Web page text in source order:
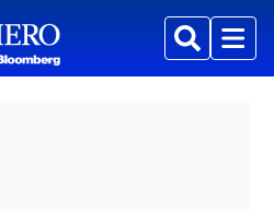
BuscarMenu